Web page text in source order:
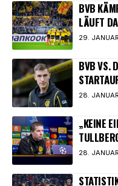
BVB
LÄUFT
29.
BVB VS.
28.
„KEINE
28.